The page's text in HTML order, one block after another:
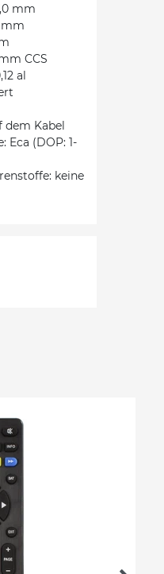
mm
mm
CCS
al
dem Kabel
Eca (DOP: 1-
keine